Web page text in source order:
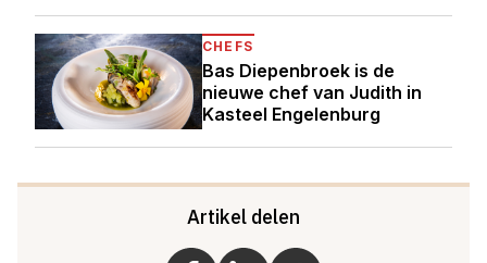
CHEFS
Bas Diepenbroek is de
nieuwe chef van Judith in
Kasteel Engelenburg
Artikel delen